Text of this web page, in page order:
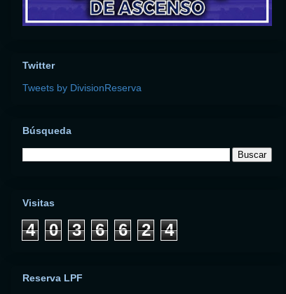
Twitter
Tweets by DivisionReserva
Búsqueda
Visitas
4 0 3 6 6 2 4
Reserva LPF